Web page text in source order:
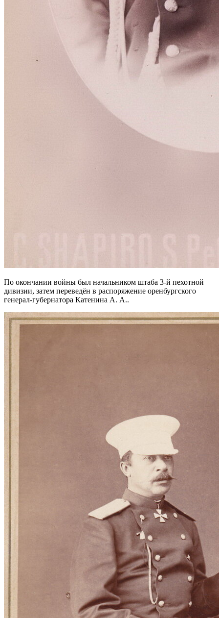
По окончании войны был начальником штаба 3-й пехотной
дивизии, затем переведён в распоряжение оренбургского
генерал-губернатора Катенина А. А..